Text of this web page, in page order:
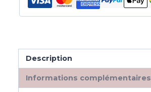
Description
Informations complémentaires